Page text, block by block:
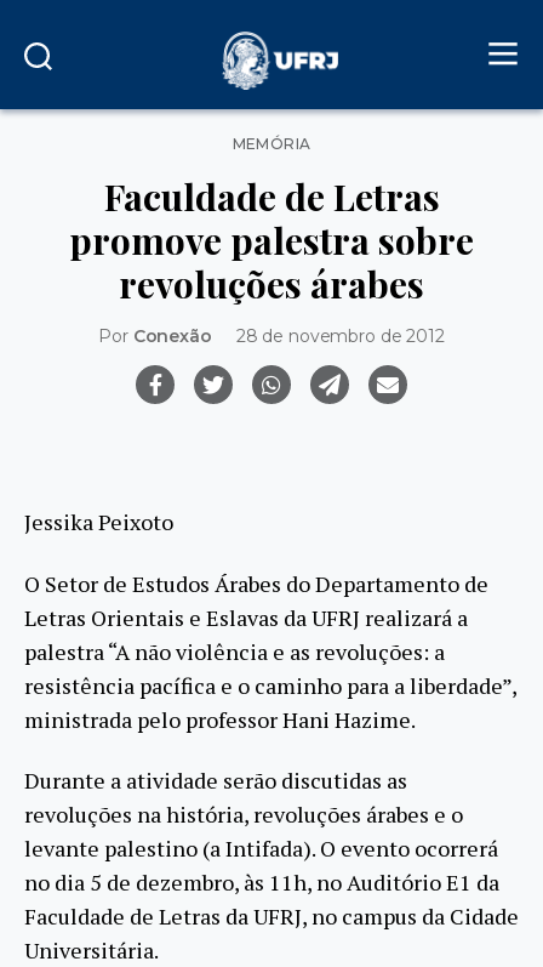
Categorias
MEMÓRIA
Faculdade de Letras
promove palestra sobre
revoluções árabes
Por Conexão 28 de novembro de 2012
Jessika Peixoto
O Setor de Estudos Árabes do Departamento de
Letras Orientais e Eslavas da UFRJ realizará a
palestra “A não violência e as revoluções: a
resistência pacífica e o caminho para a liberdade”,
ministrada pelo professor Hani Hazime.
Durante a atividade serão discutidas as
revoluções na história, revoluções árabes e o
levante palestino (a Intifada). O evento ocorrerá
no dia 5 de dezembro, às 11h, no Auditório E1 da
Faculdade de Letras da UFRJ, no campus da Cidade
Universitária.